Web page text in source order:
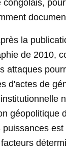
congolais,
la
de 2010,
attaques
d'actes de
géopolitique
puissances
facteurs